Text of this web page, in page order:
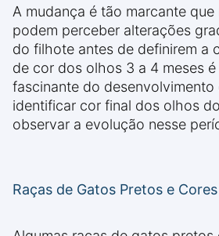
A mudança é tão marcante
podem perceber alterações
do filhote antes de definirem a
de cor dos olhos 3 a 4 meses
fascinante do
identificar cor final dos olhos
observar a evolução nesse
Raças de Gatos Pretos e